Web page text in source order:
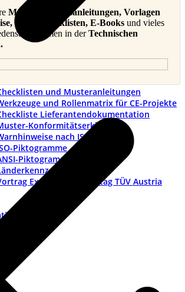
und Musteranleitungen
und Rollenmatrix für CE-Projekte
Lieferantendokumentation
Konformitätserklärung
nach ISO und ANSI
Piktogramme
Piktogramme
Explosionsschutztag TÜV Austria
Muster-Betriebsanleitungen, Vorlagen
sowie Checklisten, E-Books und vieles
Themen in derTechnischen